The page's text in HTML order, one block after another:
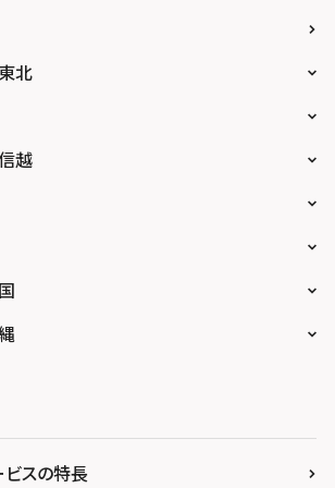
北
スピタル大丸札幌
スピタル宇都宮
スピタル 高崎
スピタル鴻巣
スピタル テルル三芳
スピタル 熊谷
スピタル埼玉大宮
スピタル テルル蒲生
越
スピタルアル・プラザ小松
スピタル 北陸総合修理センター
スピタル 長野
スピタル岐阜
スピタル 浜松
スピタル静岡パルコ
スピタル名古屋駅前
スピタル 大阪梅田
スピタル by デジホ 梅田地下（うめち
スピタル京橋
スピタル by デジホ天王寺ミオ
スピタル難波
スピタル 松江
スピタル高松
スピタル 香椎九産大前
スピタル福岡天神
スの特長